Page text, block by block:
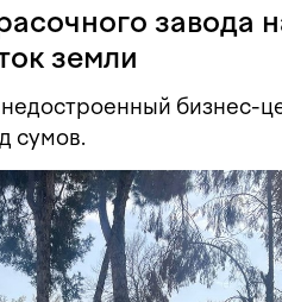
завода
земли
бизнес-
сумов.